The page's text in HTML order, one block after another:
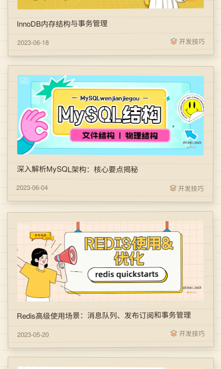
InnoDB内存结构与事务管理
2023-06-18 开发技巧
深入解析MySQL架构：核心要点揭秘
2023-06-04 开发技巧
Redis高级使用场景：消息队列、发布订阅和事务管理
2023-05-20 开发技巧